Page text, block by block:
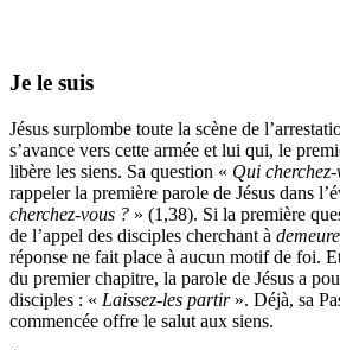
Je le suis
Jésus surplombe toute la scène de
s’avance vers cette armée et lui qui, le
libère les siens. Sa question « Qui
rappeler la première parole de Jésus dans
cherchez-vous ? » (1,38). Si la première
de l’appel des disciples cherchant à
réponse ne fait place à aucun motif de foi.
du premier chapitre, la parole de Jésus a
disciples : « Laissez-les partir». Déjà, sa
commencée offre le salut aux siens.